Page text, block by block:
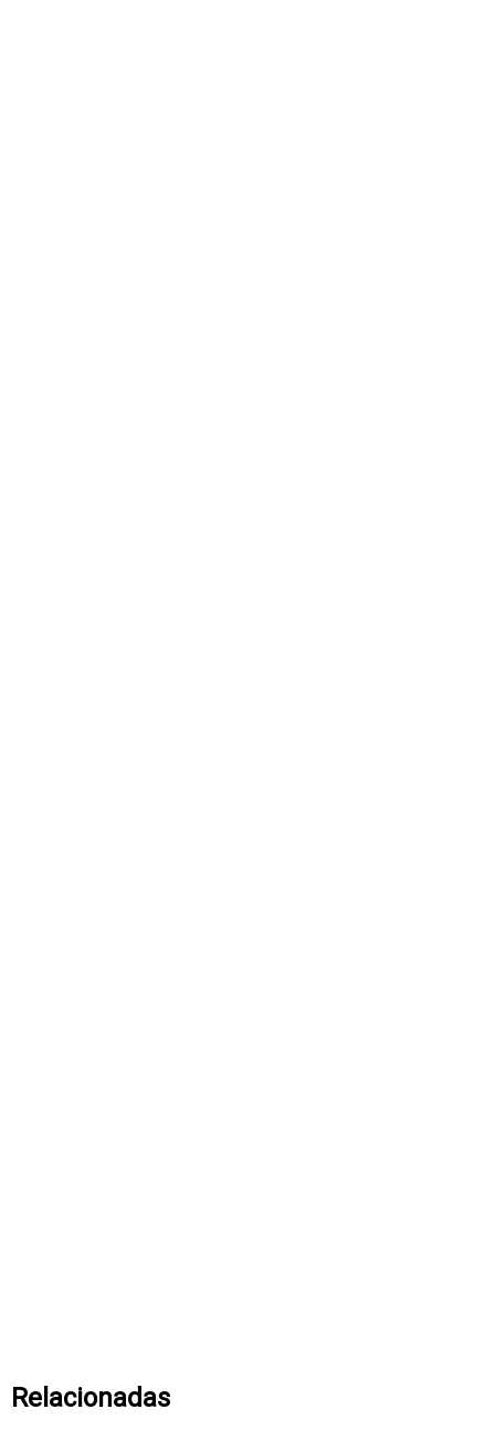
Relacionadas